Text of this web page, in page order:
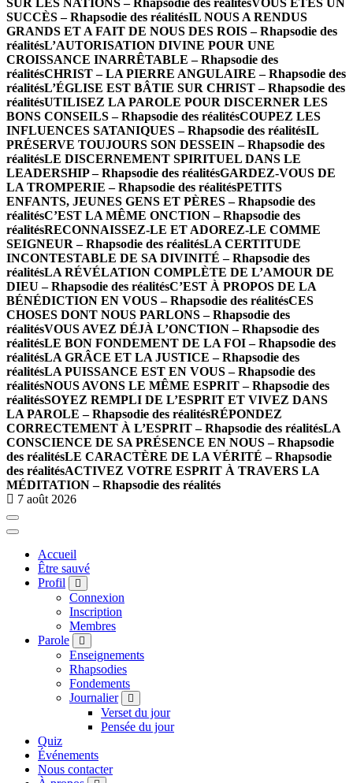
SUR LES NATIONS – Rhapsodie des réalitésVOUS ÊTES UN
SUCCÈS – Rhapsodie des réalitésIL NOUS A RENDUS
GRANDS ET A FAIT DE NOUS DES ROIS – Rhapsodie des
réalitésL’AUTORISATION DIVINE POUR UNE
CROISSANCE INARRÊTABLE – Rhapsodie des
réalitésCHRIST – LA PIERRE ANGULAIRE – Rhapsodie des
réalitésL’ÉGLISE EST BÂTIE SUR CHRIST – Rhapsodie des
réalitésUTILISEZ LA PAROLE POUR DISCERNER LES
BONS CONSEILS – Rhapsodie des réalitésCOUPEZ LES
INFLUENCES SATANIQUES – Rhapsodie des réalitésIL
PRÉSERVE TOUJOURS SON DESSEIN – Rhapsodie des
réalitésLE DISCERNEMENT SPIRITUEL DANS LE
LEADERSHIP – Rhapsodie des réalitésGARDEZ-VOUS DE
LA TROMPERIE – Rhapsodie des réalitésPETITS
ENFANTS, JEUNES GENS ET PÈRES – Rhapsodie des
réalitésC’EST LA MÊME ONCTION – Rhapsodie des
réalitésRECONNAISSEZ-LE ET ADOREZ-LE COMME
SEIGNEUR – Rhapsodie des réalitésLA CERTITUDE
INCONTESTABLE DE SA DIVINITÉ – Rhapsodie des
réalitésLA RÉVÉLATION COMPLÈTE DE L’AMOUR DE
DIEU – Rhapsodie des réalitésC’EST À PROPOS DE LA
BÉNÉDICTION EN VOUS – Rhapsodie des réalitésCES
CHOSES DONT NOUS PARLONS – Rhapsodie des
réalitésVOUS AVEZ DÉJÀ L’ONCTION – Rhapsodie des
réalitésLE BON FONDEMENT DE LA FOI – Rhapsodie des
réalitésLA GRÂCE ET LA JUSTICE – Rhapsodie des
réalitésLA PUISSANCE EST EN VOUS – Rhapsodie des
réalitésNOUS AVONS LE MÊME ESPRIT – Rhapsodie des
réalitésSOYEZ REMPLI DE L’ESPRIT ET VIVEZ DANS
LA PAROLE – Rhapsodie des réalitésRÉPONDEZ
CORRECTEMENT À L’ESPRIT – Rhapsodie des réalitésLA
CONSCIENCE DE SA PRÉSENCE EN NOUS – Rhapsodie
des réalitésLE CARACTÈRE DE LA VÉRITÉ – Rhapsodie
des réalitésACTIVEZ VOTRE ESPRIT À TRAVERS LA
MÉDITATION – Rhapsodie des réalités
7 août 2026
Accueil
Être sauvé
Profil
Connexion
Inscription
Membres
Parole
Enseignements
Rhapsodies
Fondements
Journalier
Verset du jour
Pensée du jour
Quiz
Événements
Nous contacter